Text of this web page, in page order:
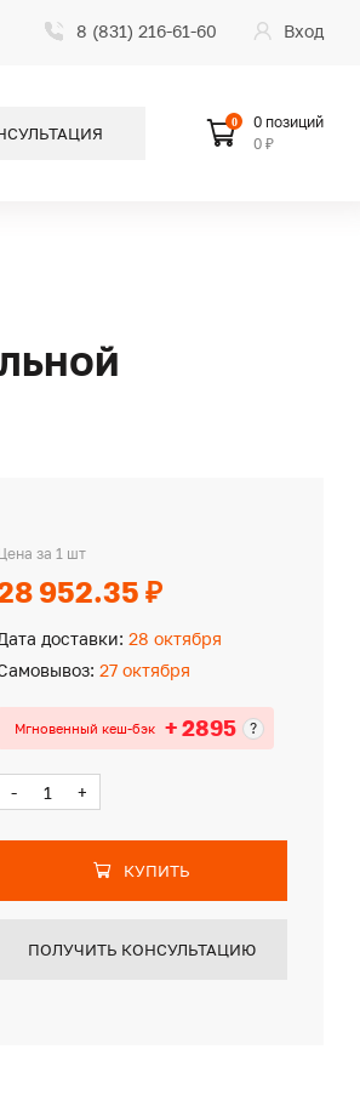
8 (831) 216-61-60 Вход
0
0 позиций
0 ₽
за 1 шт
952.35 ₽
доставки: 28 октября
27 октября
Мгновенный кеш-бэк + 2895 ?
- +
КУПИТЬ
ПОЛУЧИТЬ КОНСУЛЬТАЦИЮ